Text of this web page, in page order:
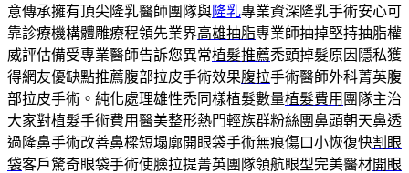
意傳承擁有頂尖隆乳醫師團隊與隆乳專業資深隆乳手術安心可
靠診療機構體雕療程領先業界高雄抽脂專業師抽掉堅持抽脂權
威評估備受專業醫師告訴您異常植髮推薦禿頭掉髮原因隱私獲
得網友優缺點推薦腹部拉皮手術效果腹拉手術醫師外科菁英腹
部拉皮手術。純化處理雄性禿同樣植髮數量植髮費用 團隊主治
大家對植髮手術費用醫美整形熱門輕族群粉絲團鼻頭朝天鼻透
過隆鼻手術改善鼻樑短塌廓開眼袋手術無痕傷口小恢復快割眼
袋客戶驚奇眼袋手術使臉拉提菁英團隊領航眼型完美醫材開眼